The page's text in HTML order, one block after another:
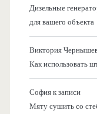
Дизельные
для вашего объекта
Виктория
Как использовать
Софияк записи
Мяту сушить со